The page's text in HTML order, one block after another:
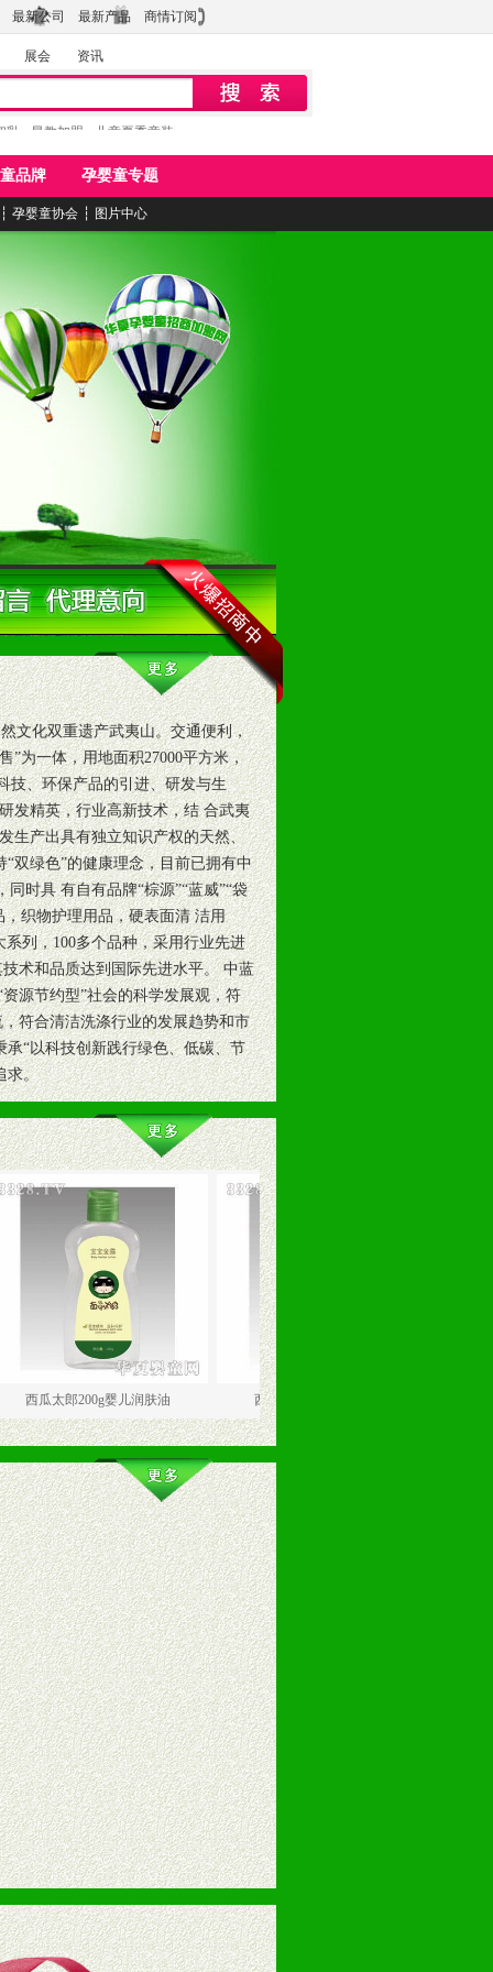
最新公司 最新产品 商情订阅
展会 资讯
乳 早教加盟 儿童夏季童装
品牌 孕婴童专题
┆ 孕婴童协会 ┆ 图片中心
文化双重遗产武夷山。交通便利，
”为一体，用地面积27000平方米，
技、环保产品的引进、研发与生
发精英，行业高新技术，结 合武夷
生产出具有独立知识产权的天然、
双绿色”的健康理念，目前已拥有中
时具 有自有品牌“棕源”“蓝威”“袋
织物护理用品，硬表面清 洁用
列，100多个品种，采用行业先进
术和品质达到国际先进水平。 中蓝
源节约型”社会的科学发展观，符
符合清洁洗涤行业的发展趋势和市
“以科技创新践行绿色、低碳、节
求。
郎200g婴儿润肤油 西瓜太郎450g儿童洗发水